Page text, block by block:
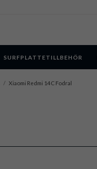
SURFPLATTETILLBEHÖR
/ Xiaomi Redmi 14C Fodral